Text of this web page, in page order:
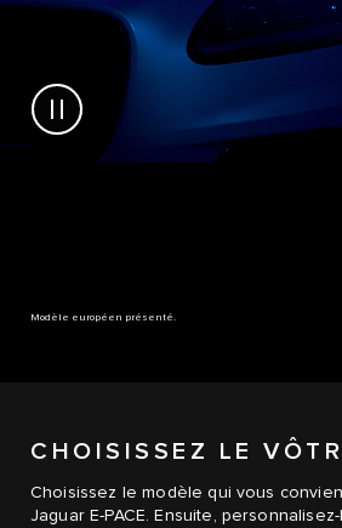
Modèle européen présenté.
CHOISISSEZ LE
Choisissez le modèle qui vous
Jaguar E-PACE. Ensuite, personnalisez-